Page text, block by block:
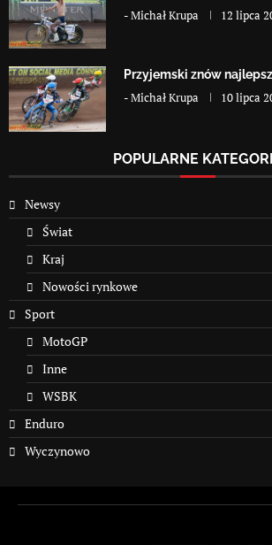
-Michał Krupa 12 lipca
Przyjemski znów
-Michał Krupa 10 lipca
POPULARNE
Newsy
Świat
Kraj
Nowości rynkowe
Sport
MotoGP
Inne
WSBK
Enduro
Wyczynowo